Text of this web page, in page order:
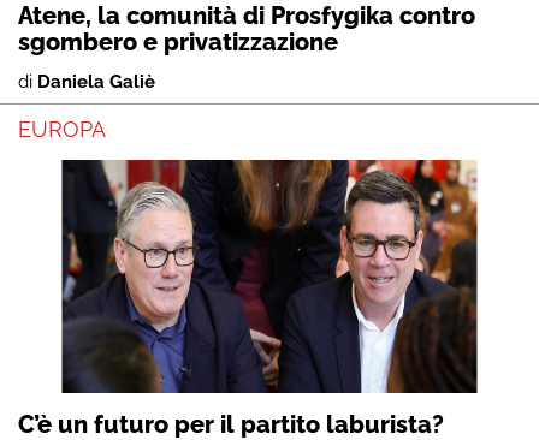
Atene, la comunità di Prosfygika contro
sgombero e privatizzazione
di Daniela Galiè
EUROPA
C’è un futuro per il partito laburista?